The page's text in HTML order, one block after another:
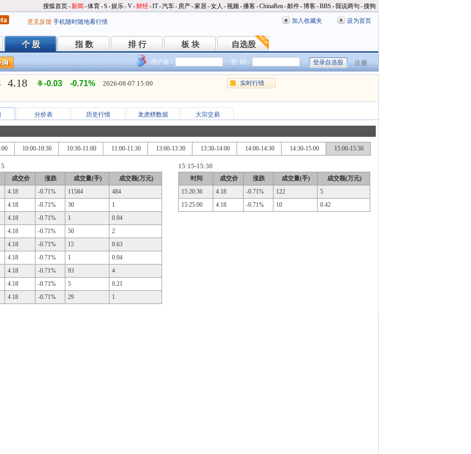
搜狐首页-新闻 -体育-S -娱乐-V- 财经-IT-汽车- 房产-家居-女人 -视频-播客-ChinaRen-邮件-博客-BBS -我说两句 -搜狗
意见反馈 手机随时随地看行情 加入收藏夹 设为首页
个 股
个 股 指 数
指 数 排 行
排 行 板 块
板 块 自选股
自选股
用户名： 密 码： 注册
4.18 -0.03 -0.71% 2026-08-07 15:00 实时行情
分价表 历史行情 龙虎榜数据 大宗交易
10:00-10:30 10:30-11:00 11:00-11:30 13:00-13:30 13:30-14:00 14:00-14:30 14:30-15:00 15:00-15:30
成交价 涨跌 成交量(手)
成交额(万元)
4.18 -0.71% 11584
484
4.18 -0.71% 30
1
4.18 -0.71% 1
0.04
4.18 -0.71% 50
2
4.18 -0.71% 15
0.63
4.18 -0.71% 1
0.04
4.18 -0.71% 93
4
4.18 -0.71% 5
0.21
4.18 -0.71% 29 1
15:15-15:30
时间 成交价 涨跌 成交量(手)
成交额(万元)
15:20:36
4.18 -0.71% 122
5
15:25:00
4.18 -0.71% 10 0.42